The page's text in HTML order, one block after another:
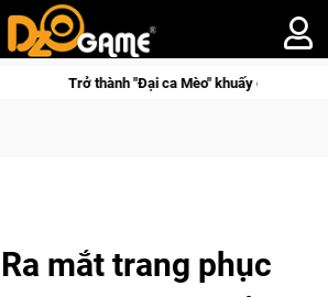
mắt trang phục